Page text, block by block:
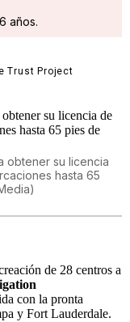
años.
obtener su licencia
hasta 65
de 28 centros a
con la pronta
y Fort Lauderdale.